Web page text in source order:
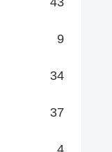
9
34
37
4